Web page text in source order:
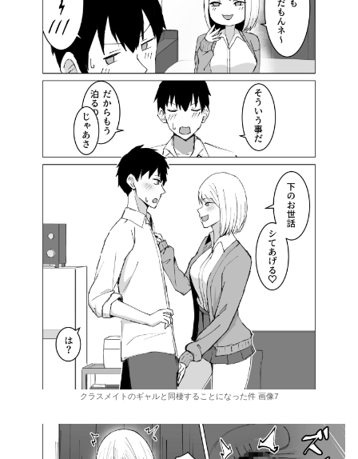
クラスメイトのギャルと同棲することになった件 画像7